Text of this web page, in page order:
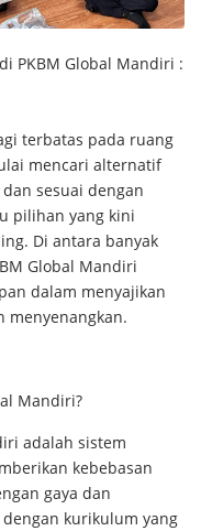
PKBM Global Mandiri :
terbatas pada ruang
mencari alternatif
sesuai dengan
pilihan yang kini
Di antara banyak
Global Mandiri
dalam menyajikan
menyenangkan.
Mandiri?
adalah sistem
kebebasan
gaya dan
kurikulum yang